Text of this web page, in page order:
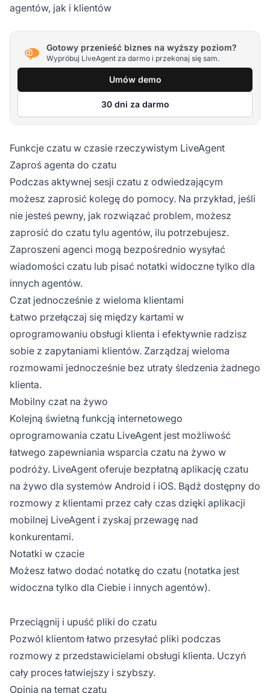
agentów, jak i klientów
Gotowy przenieść biznes na wyższy poziom?
Wypróbuj LiveAgent za darmo i przekonaj się sam.
Umów demo
30 dni za darmo
Funkcje czatu w czasie rzeczywistym LiveAgent
Zaproś agenta do czatu
Podczas aktywnej sesji czatu z odwiedzającym
możesz zaprosić kolegę do pomocy. Na przykład, jeśli
nie jesteś pewny, jak rozwiązać problem, możesz
zaprosić do czatu tylu agentów, ilu potrzebujesz.
Zaproszeni agenci mogą bezpośrednio wysyłać
wiadomości czatu lub pisać notatki widoczne tylko dla
innych agentów.
Czat jednocześnie z wieloma klientami
Łatwo przełączaj się między kartami w
oprogramowaniu obsługi klienta i efektywnie radzisz
sobie z zapytaniami klientów. Zarządzaj wieloma
rozmowami jednocześnie bez utraty śledzenia żadnego
klienta.
Mobilny czat na żywo
Kolejną świetną funkcją internetowego
oprogramowania czatu LiveAgent jest możliwość
łatwego zapewniania wsparcia czatu na żywo w
podróży. LiveAgent oferuje bezpłatną aplikację czatu
na żywo dla systemów Android i iOS. Bądź dostępny do
rozmowy z klientami przez cały czas dzięki aplikacji
mobilnej LiveAgent i zyskaj przewagę nad
konkurentami.
Notatki w czacie
Możesz łatwo dodać notatkę do czatu (notatka jest
widoczna tylko dla Ciebie i innych agentów).
Przeciągnij i upuść pliki do czatu
Pozwól klientom łatwo przesyłać pliki podczas
rozmowy z przedstawicielami obsługi klienta. Uczyń
cały proces łatwiejszy i szybszy.
Opinia na temat czatu